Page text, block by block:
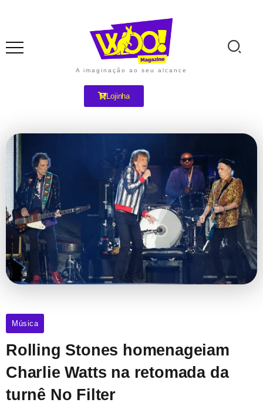
A imaginação ao seu alcance
Lojinha
Música
Rolling Stones homenageiam
Charlie Watts na retomada da
turnê No Filter